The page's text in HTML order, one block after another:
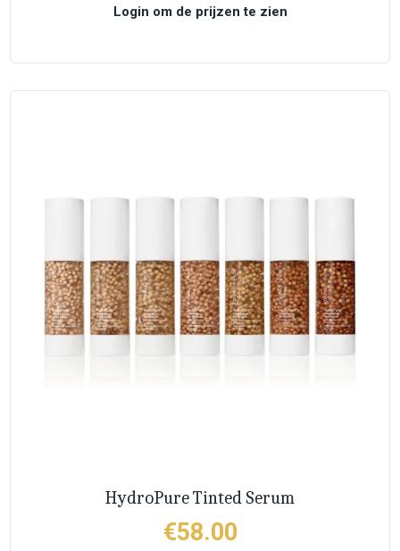
Login om de prijzen te zien
HydroPure Tinted Serum
€58.00